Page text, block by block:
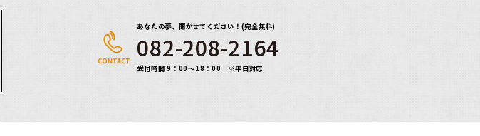
あなたの夢、聞かせてください！(完全無料)
082-208-2164
受付時間 9：00～18：00 ※平日対応